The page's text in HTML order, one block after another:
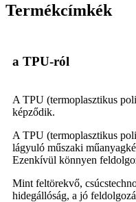
Termékcímkék
a TPU-ról
A TPU (termoplasztikus
képződik.
A TPU (termoplasztikus
lágyuló műszaki
Ezenkívül könnyen
Mint feltörekvő,
hidegállóság, a jó